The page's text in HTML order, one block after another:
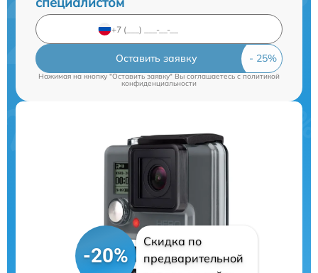
Оставить заявку
Нажимая на кнопку "Оставить заявку" Вы соглашаетесь c политикой
конфиденциальности
-20%
Скидка по
предварительной